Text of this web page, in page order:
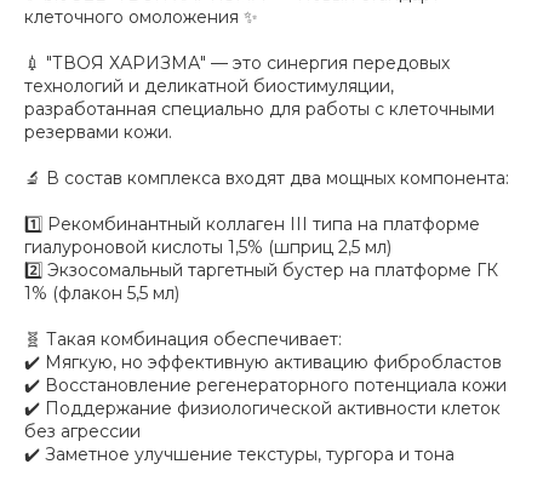
клеточного омоложения ✨
💉 "ТВОЯ ХАРИЗМА" — это синергия передовых
технологий и деликатной биостимуляции,
разработанная специально для работы с клеточными
резервами кожи.
🔬 В состав комплекса входят два мощных компонента:
1️⃣ Рекомбинантный коллаген III типа на платформе
гиалуроновой кислоты 1,5% (шприц 2,5 мл)
2️⃣ Экзосомальный таргетный бустер на платформе ГК
1% (флакон 5,5 мл)
🧬 Такая комбинация обеспечивает:
✔️ Мягкую, но эффективную активацию фибробластов
✔️ Восстановление регенераторного потенциала кожи
✔️ Поддержание физиологической активности клеток
без агрессии
✔️ Заметное улучшение текстуры, тургора и тона